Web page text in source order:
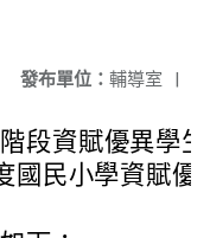
發布單位： 輔導室 |
段資賦優異學
國民小學資賦優